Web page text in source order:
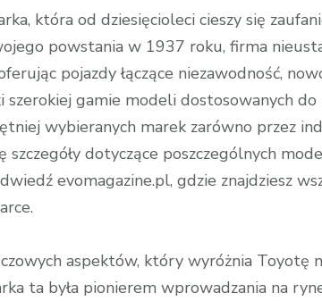
Rozwiązania
Toyota
Od
Inteligentnych
Asystentów
po
Automatyczne
która od dziesięcioleci cieszy się
powstania w 1937 roku, firma
pojazdy łączące niezawodność,
szerokiej gamie modeli dostosowanych
wybieranych marek zarówno przez
szczegóły dotyczące poszczególnych
evomagazine.pl, gdzie znajdziesz
aspektów, który wyróżnia Toyotę
ta była pionierem wprowadzania na